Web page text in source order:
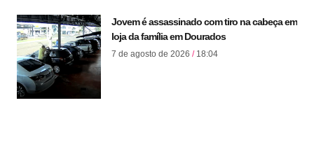
Jovem é assassinado com tiro na cabeça em
loja da família em Dourados
7 de agosto de 2026 18:04